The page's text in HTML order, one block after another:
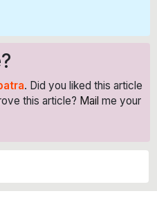
. Did you liked this article
this article? Mail me your